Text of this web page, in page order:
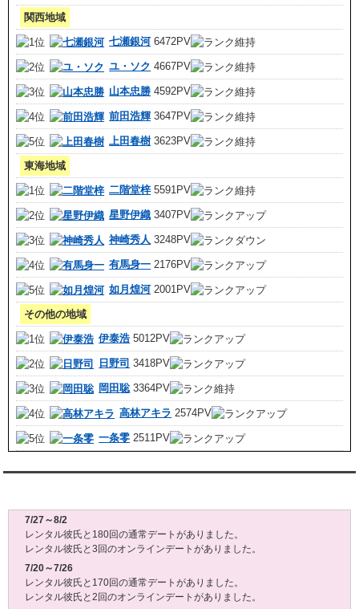
関西地域
七瀬銀河6472PV
ユ・ソク 4667PV
山本忠勝 4592PV
前田浩輝 3647PV
上田春樹 3623PV
東海地域
二階堂梓 5591PV
星野伊織 3407PV
神崎秀人 3248PV
有馬身一 2176PV
如月煌河2001PV
その他の地域
伊泰浩 5012PV
日野司 3418PV
岡田聡3364PV
高林アキラ 2574PV
一条零 2511PV
7/27～8/2
レンタル彼氏と180回の通常デートがありました。
レンタル彼氏と3回のオンラインデートがありました。
7/20～7/26
レンタル彼氏と170回の通常デートがありました。
レンタル彼氏と2回のオンラインデートがありました。